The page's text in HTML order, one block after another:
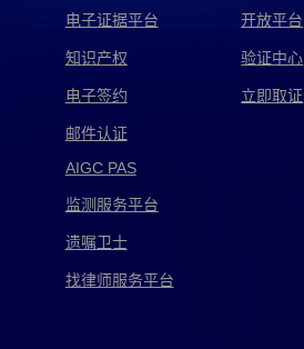
讲解电子取证 交警电子取证
龙信电子取证
美亚电子取证
电子证据平台
知识产权
电子签约
邮件认证
AIGC PAS
监测服务平台
遗嘱卫士
找律师服务平台
开放平台
验证中心
立即取证